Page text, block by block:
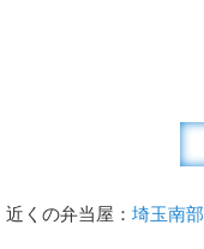
近くの弁当屋： 埼玉南部